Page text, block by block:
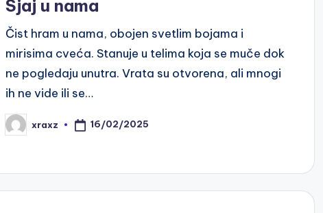
Sjaj u nama
Čist hram u nama, obojen svetlim bojama i
mirisima cveća. Stanuje u telima koja se muče dok
ne pogledaju unutra. Vrata su otvorena, ali mnogi
ih ne vide ili se…
Posted
by
xraxz 16/02/2025